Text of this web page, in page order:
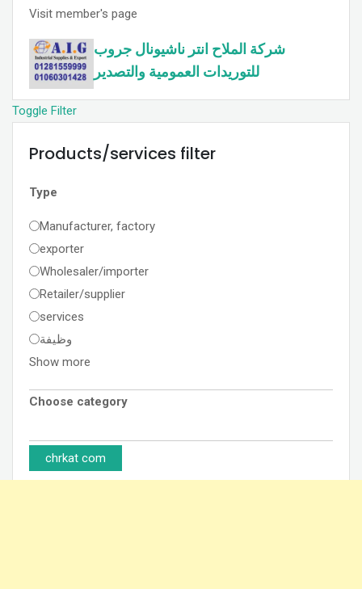
Visit member's page
شركة الملاح انتر ناشيونال جروب
للتوريدات العمومية والتصدير
Toggle Filter
Products/services filter
Type
Manufacturer, factory
exporter
Wholesaler/importer
Retailer/supplier
services
وظيفة
Show more
Choose category
chrkat com